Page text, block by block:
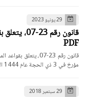
29 يونيو 2023
قانون رقم
PDF
مؤرخ في 3 ذي الحجة عام 1444 الموا…
29 سبتمبر 2018